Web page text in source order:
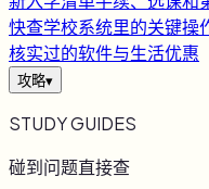
快查学校系统里的关键操
核实过的软件与生活优惠
攻略▾
STUDY GUIDES
碰到问题直接查